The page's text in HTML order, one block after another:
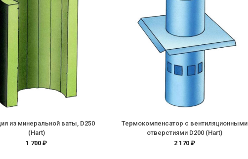
из минеральной ваты, D250
(Hart)
1 700 ₽
Термокомпенсатор с вентиляционными
отверстиями D200 (Hart)
2 170 ₽